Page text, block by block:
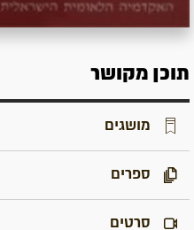
תוכן מקושר
מושגים
ספרים
סרטים